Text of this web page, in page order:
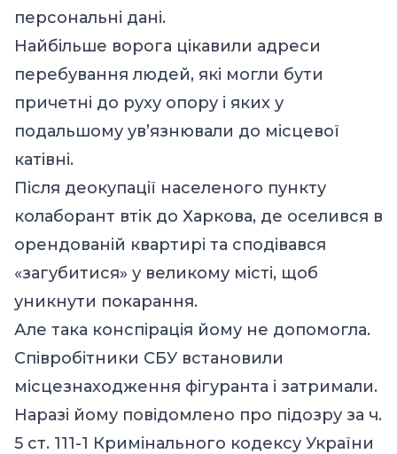
персональні дані.
Найбільше ворога цікавили адреси
перебування людей, які могли бути
причетні до руху опору і яких у
подальшому ув’язнювали до місцевої
катівні.
Після деокупації населеного пункту
колаборант втік до Харкова, де оселився в
орендованій квартирі та сподівався
«загубитися» у великому місті, щоб
уникнути покарання.
Але така конспірація йому не допомогла.
Співробітники СБУ встановили
місцезнаходження фігуранта і затримали.
Наразі йому повідомлено про підозру за ч.
5 ст. 111-1 Кримінального кодексу України